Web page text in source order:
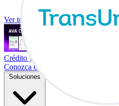
Ver todas las integraciones
Crédito y vehículo a cambio en su
Conozca Co-Driver
Soluciones